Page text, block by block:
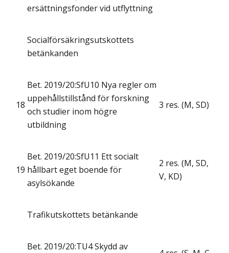
ersättningsfonder vid utflyttning
Socialförsäkringsutskottets
betänkanden
18
Bet. 2019/20:SfU10 Nya regler om
uppehållstillstånd för forskning
och studier inom högre
utbildning
3 res. (M, SD)
19
Bet. 2019/20:SfU11 Ett socialt
hållbart eget boende för
asylsökande
2 res. (M, SD,
V, KD)
Trafikutskottets betänkande
Bet. 2019/20:TU4 Skydd av